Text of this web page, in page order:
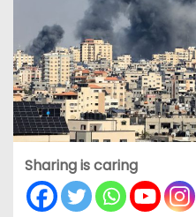
Sharing is caring